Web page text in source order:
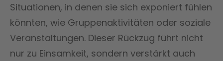
Situationen, in denen sie sich exponiert fühlen
könnten, wie Gruppenaktivitäten oder soziale
Veranstaltungen. Dieser Rückzug führt nicht
nur zu Einsamkeit, sondern verstärkt auch